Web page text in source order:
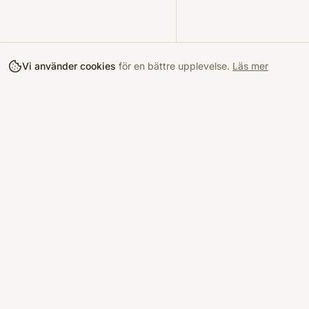
Vi använder cookies för en bättre upplevelse. Läs mer